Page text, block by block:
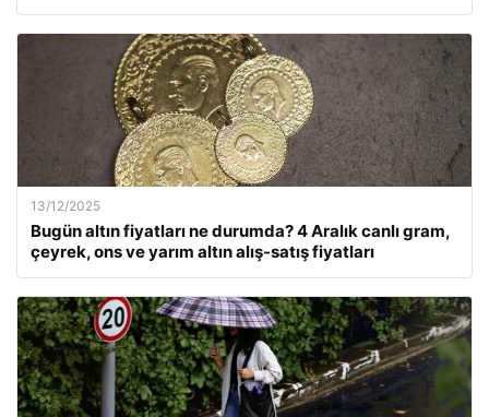
13/12/2025
Bugün altın fiyatları ne durumda? 4 Aralık canlı gram,
çeyrek, ons ve yarım altın alış-satış fiyatları